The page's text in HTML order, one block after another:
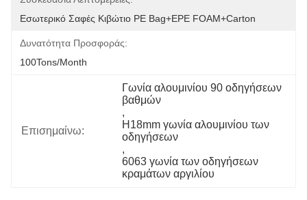
Εσωτερικό Σαφές Κιβώτιο PE Bag+EPE FOAM+Carton
Δυνατότητα Προσφοράς:
100Tons/Month
Επισημαίνω:
Γωνία αλουμινίου 90 οδηγήσεων
βαθμών
,
H18mm γωνία αλουμινίου των
οδηγήσεων
,
6063 γωνία των οδηγήσεων
κραμάτων αργιλίου